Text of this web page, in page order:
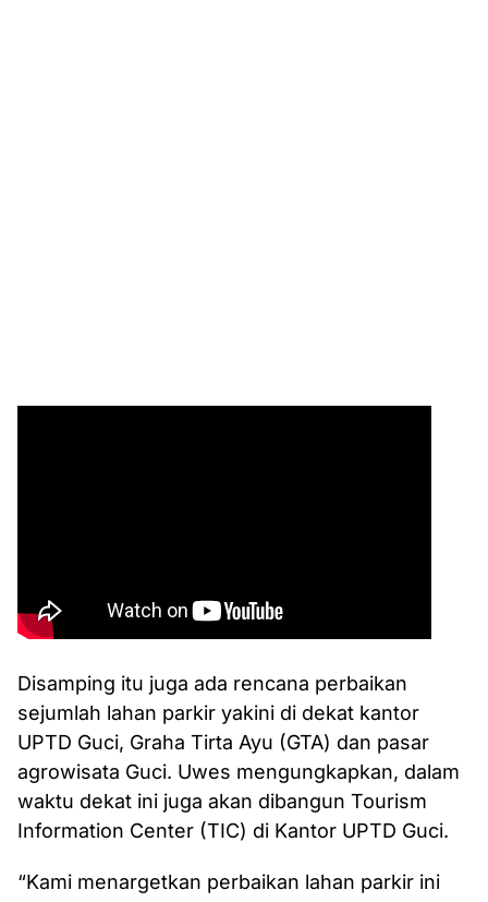
Disamping itu juga ada rencana perbaikan
sejumlah lahan parkir yakini di dekat kantor
UPTD Guci, Graha Tirta Ayu (GTA) dan pasar
agrowisata Guci. Uwes mengungkapkan, dalam
waktu dekat ini juga akan dibangun Tourism
Information Center (TIC) di Kantor UPTD Guci.
“Kami menargetkan perbaikan lahan parkir ini